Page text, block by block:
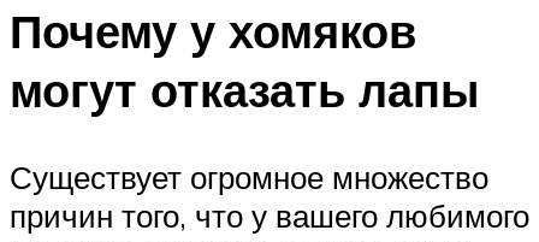
Почему у хомяков
могут отказать лапы
Существует огромное множество
причин того, что у вашего любимого